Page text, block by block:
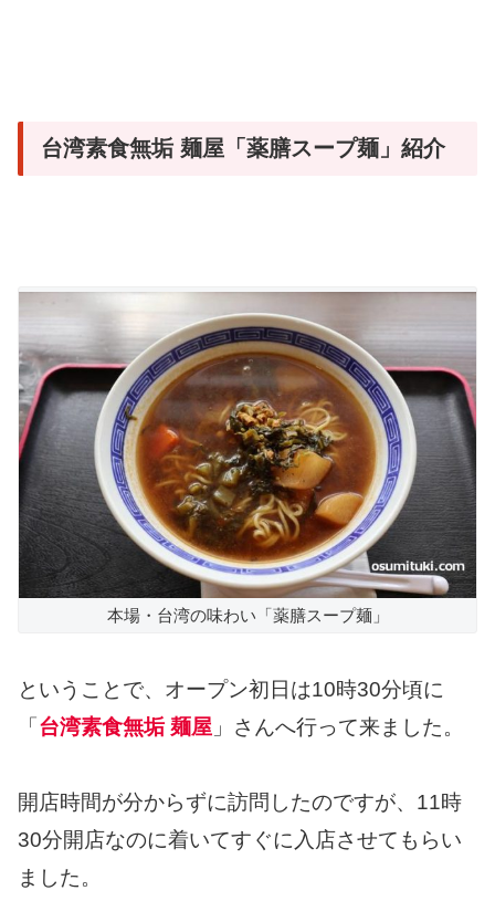
台湾素食無垢 麺屋「薬膳スープ麺」紹介
本場・台湾の味わい「薬膳スープ麺」
ということで、オープン初日は10時30分頃に
「 台湾素食無垢 麺屋 」さんへ行って来ました。
開店時間が分からずに訪問したのですが、11時
30分開店なのに着いてすぐに入店させてもらい
ました。